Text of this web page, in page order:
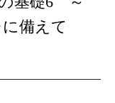
に備えて